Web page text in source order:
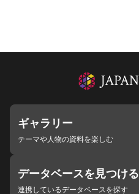
ギャラリー
テーマや人物の資料を楽しむ
データベースを見つける
連携しているデータベースを探す